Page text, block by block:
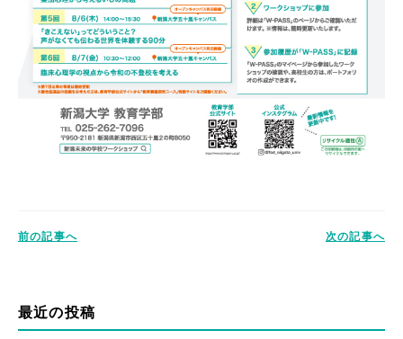
前の記事へ 次の記事へ
最近の投稿